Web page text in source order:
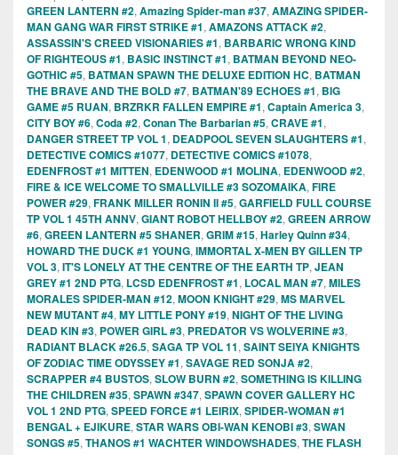
GREEN LANTERN #2, Amazing Spider-man #37, AMAZING SPIDER-
MAN GANG WAR FIRST STRIKE #1, AMAZONS ATTACK #2,
ASSASSIN'S CREED VISIONARIES #1, BARBARIC WRONG KIND
OF RIGHTEOUS #1, BASIC INSTINCT #1, BATMAN BEYOND NEO-
GOTHIC #5, BATMAN SPAWN THE DELUXE EDITION HC, BATMAN
THE BRAVE AND THE BOLD #7, BATMAN'89 ECHOES #1, BIG
GAME #5 RUAN, BRZRKR FALLEN EMPIRE #1, Captain America 3,
CITY BOY #6, Coda #2, Conan The Barbarian #5, CRAVE #1,
DANGER STREET TP VOL 1, DEADPOOL SEVEN SLAUGHTERS #1,
DETECTIVE COMICS #1077, DETECTIVE COMICS #1078,
EDENFROST #1 MITTEN, EDENWOOD #1 MOLINA, EDENWOOD #2,
FIRE & ICE WELCOME TO SMALLVILLE #3 SOZOMAIKA, FIRE
POWER #29, FRANK MILLER RONIN II #5, GARFIELD FULL COURSE
TP VOL 1 45TH ANNV, GIANT ROBOT HELLBOY #2, GREEN ARROW
#6, GREEN LANTERN #5 SHANER, GRIM #15, Harley Quinn #34,
HOWARD THE DUCK #1 YOUNG, IMMORTAL X-MEN BY GILLEN TP
VOL 3, IT'S LONELY AT THE CENTRE OF THE EARTH TP, JEAN
GREY #1 2ND PTG, LCSD EDENFROST #1, LOCAL MAN #7, MILES
MORALES SPIDER-MAN #12, MOON KNIGHT #29, MS MARVEL
NEW MUTANT #4, MY LITTLE PONY #19, NIGHT OF THE LIVING
DEAD KIN #3, POWER GIRL #3, PREDATOR VS WOLVERINE #3,
RADIANT BLACK #26.5, SAGA TP VOL 11, SAINT SEIYA KNIGHTS
OF ZODIAC TIME ODYSSEY #1, SAVAGE RED SONJA #2,
SCRAPPER #4 BUSTOS, SLOW BURN #2, SOMETHING IS KILLING
THE CHILDREN #35, SPAWN #347, SPAWN COVER GALLERY HC
VOL 1 2ND PTG, SPEED FORCE #1 LEIRIX, SPIDER-WOMAN #1
BENGAL + EJIKURE, STAR WARS OBI-WAN KENOBI #3, SWAN
SONGS #5, THANOS #1 WACHTER WINDOWSHADES, THE FLASH